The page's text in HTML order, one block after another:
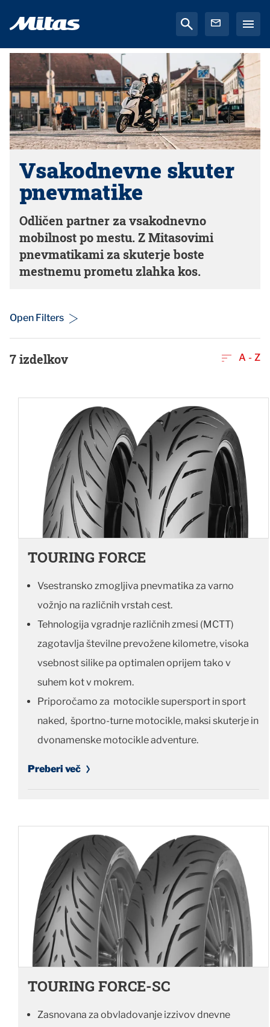
Vsakodnevne skuter
pnevmatike
Odličen partner za vsakodnevno
mobilnost po mestu. Z Mitasovimi
pnevmatikami za skuterje boste
mestnemu prometu zlahka kos.
Open Filters
7izdelkov A - Z
TOURING FORCE
Vsestransko zmogljiva pnevmatika za varno
vožnjo na različnih vrstah cest.
Tehnologija vgradnje različnih zmesi (MCTT)
zagotavlja številne prevožene kilometre, visoka
vsebnost silike pa optimalen oprijem tako v
suhem kot v mokrem.
Priporočamo za motocikle supersport in sport
naked, športno-turne motocikle, maksi skuterje in
dvonamenske motocikle adventure.
Preberi več
TOURING FORCE-SC
Zasnovana za obvladovanje izzivov dnevne